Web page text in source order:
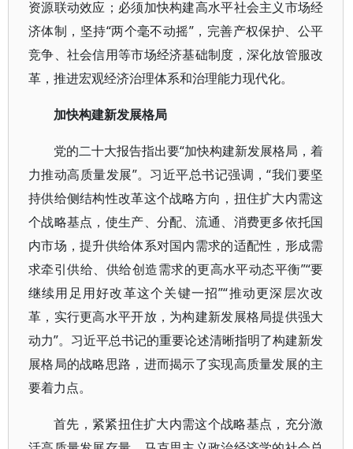
资源联动效应；必须加快构建高水平社会主义市场经
济体制，坚持“两个毫不动摇”，完善产权保护、公平
竞争、社会信用等市场经济基础制度，深化放管服改
革，推进宏观经济治理体系和治理能力现代化。
加快构建新发展格局
党的二十大报告指出要“加快构建新发展格局，着
力推动高质量发展”。习近平总书记强调，“我们要坚
持供给侧结构性改革这个战略方向，扭住扩大内需这
个战略基点，使生产、分配、流通、消费更多依托国
内市场，提升供给体系对国内需求的适配性，形成需
求牵引供给、供给创造需求的更高水平动态平衡”“要
继续用足用好改革这个关键一招”“推动更深层次改
革，实行更高水平开放，为构建新发展格局提供强大
动力”。习近平总书记的重要论述清晰指明了构建新发
展格局的战略思路，进而揭示了实现高质量发展的主
要着力点。
首先，紧紧扭住扩大内需这个战略基点，充分激